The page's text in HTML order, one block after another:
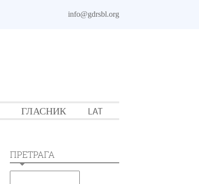
info@gdrsbl.org
ГЛАСНИК LAT
ПРЕТРАГА